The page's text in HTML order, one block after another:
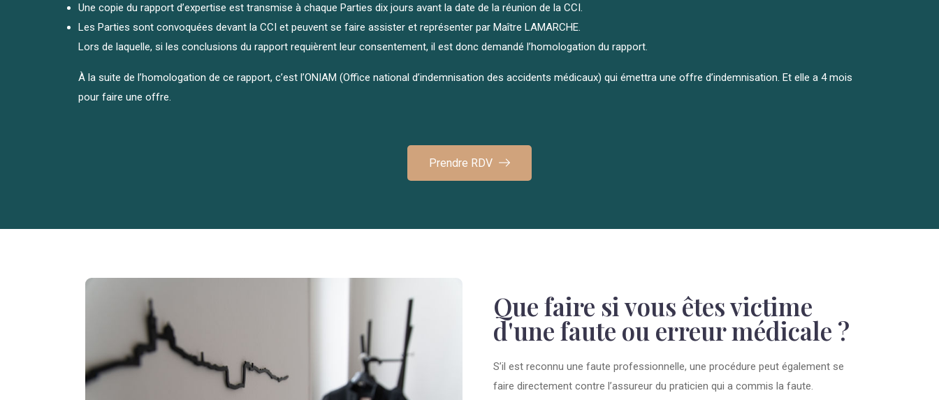
Une copie du rapport d’expertise est transmise à chaque Parties dix jours avant la date de la réunion de la CCI.
Les Parties sont convoquées devant la CCI et peuvent se faire assister et représenter par Maître LAMARCHE.
Lors de laquelle, si les conclusions du rapport requièrent leur consentement, il est donc demandé l’homologation du rapport.
À la suite de l’homologation de ce rapport, c’est l’ONIAM (Office national d’indemnisation des accidents médicaux) qui émettra une offre d’indemnisation. Et elle a 4 mois
pour faire une offre.
Prendre RDV
Que faire si vous êtes victime
d'une faute ou erreur médicale ?
S’il est reconnu une faute professionnelle, une procédure peut également se
faire directement contre l’assureur du praticien qui a commis la faute.